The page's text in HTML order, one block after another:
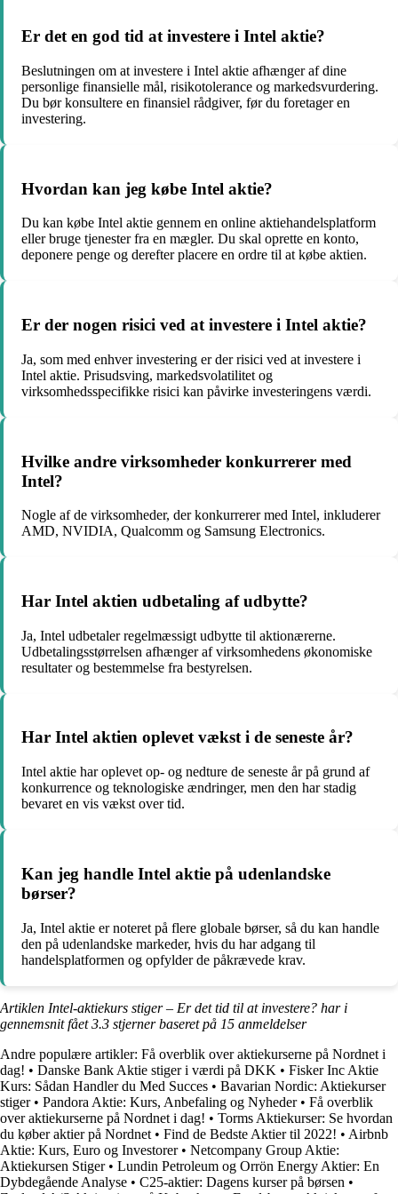
Er det en god tid at investere i Intel aktie?
Beslutningen om at investere i Intel aktie afhænger af dine
personlige finansielle mål, risikotolerance og markedsvurdering.
Du bør konsultere en finansiel rådgiver, før du foretager en
investering.
Hvordan kan jeg købe Intel aktie?
Du kan købe Intel aktie gennem en online aktiehandelsplatform
eller bruge tjenester fra en mægler. Du skal oprette en konto,
deponere penge og derefter placere en ordre til at købe aktien.
Er der nogen risici ved at investere i Intel aktie?
Ja, som med enhver investering er der risici ved at investere i
Intel aktie. Prisudsving, markedsvolatilitet og
virksomhedsspecifikke risici kan påvirke investeringens værdi.
Hvilke andre virksomheder konkurrerer med
Intel?
Nogle af de virksomheder, der konkurrerer med Intel, inkluderer
AMD, NVIDIA, Qualcomm og Samsung Electronics.
Har Intel aktien udbetaling af udbytte?
Ja, Intel udbetaler regelmæssigt udbytte til aktionærerne.
Udbetalingsstørrelsen afhænger af virksomhedens økonomiske
resultater og bestemmelse fra bestyrelsen.
Har Intel aktien oplevet vækst i de seneste år?
Intel aktie har oplevet op- og nedture de seneste år på grund af
konkurrence og teknologiske ændringer, men den har stadig
bevaret en vis vækst over tid.
Kan jeg handle Intel aktie på udenlandske
børser?
Ja, Intel aktie er noteret på flere globale børser, så du kan handle
den på udenlandske markeder, hvis du har adgang til
handelsplatformen og opfylder de påkrævede krav.
Artiklen Intel-aktiekurs stiger – Er det tid til at investere? har i
gennemsnit fået3.3 stjerner baseret på 15 anmeldelser
Andre populære artikler: Få overblik over aktiekurserne på Nordnet i
dag! • Danske Bank Aktie stiger i værdi på DKK • Fisker Inc Aktie
Kurs: Sådan Handler du Med Succes • Bavarian Nordic: Aktiekurser
stiger• Pandora Aktie: Kurs, Anbefaling og Nyheder• Få overblik
over aktiekurserne på Nordnet i dag! • Torms Aktiekurser: Se hvordan
du køber aktier på Nordnet • Find de Bedste Aktier til 2022! • Airbnb
Aktie: Kurs, Euro og Investorer• Netcompany Group Aktie:
Aktiekursen Stiger• Lundin Petroleum og Orrön Energy Aktier: En
Dybdegående Analyse • C25-aktier: Dagens kurser på børsen •